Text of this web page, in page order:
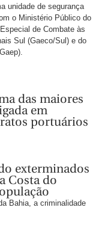
unidade de segurança
o Ministério Público do
de Combate às
Sul (Gaeco/Sul) e do
das maiores
em
portuários
exterminados
Costa do
Bahia, a criminalidade